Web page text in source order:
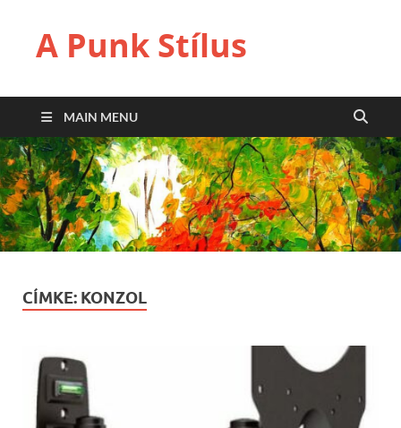
A Punk Stílus
MAIN MENU
CÍMKE: KONZOL